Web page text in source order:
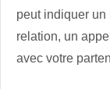
peut indiquer un
relation, un
avec votre